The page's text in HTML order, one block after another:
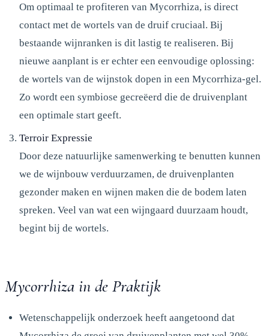
Om optimaal te profiteren van Mycorrhiza, is direct
contact met de wortels van de druif cruciaal. Bij
bestaande wijnranken is dit lastig te realiseren. Bij
nieuwe aanplant is er echter een eenvoudige oplossing:
de wortels van de wijnstok dopen in een Mycorrhiza-gel.
Zo wordt een symbiose gecreëerd die de druivenplant
een optimale start geeft.
Terroir Expressie
Door deze natuurlijke samenwerking te benutten kunnen
we de wijnbouw verduurzamen, de druivenplanten
gezonder maken en wijnen maken die de bodem laten
spreken. Veel van wat een wijngaard duurzaam houdt,
begint bij de wortels.
Mycorrhiza in de Praktijk
Wetenschappelijk onderzoek heeft aangetoond dat